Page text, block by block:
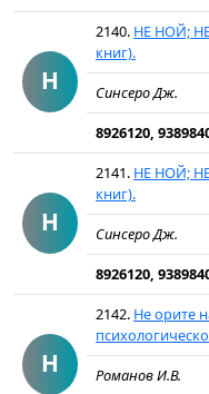
Н
2140. НЕ НОЙ;
книг).
Синсеро Дж.
8926120,
Н
2141. НЕ НОЙ;
книг).
Синсеро Дж.
8926120,
Н
2142. Не орите
Романов И.В.